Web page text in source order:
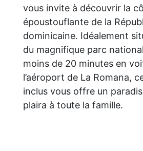
vous invite à découvrir la
époustouflante de la
dominicaine. Idéalement
du magnifique parc
moins de 20 minutes en
l’aéroport de La Romana,
inclus vous offre un
plaira à toute la famille.